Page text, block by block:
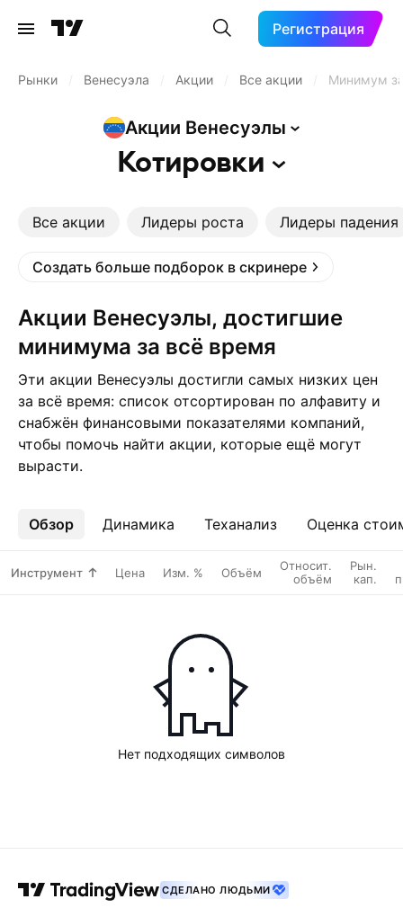
Регистрация
Рынки Венесуэла Акции Все акции Минимум
Акции Венесуэлы
Котировки
Все акции Лидеры роста Лидеры падения
Создать больше подборок в скринере
Акции Венесуэлы, достигшие
минимума за всё время
Эти акции Венесуэлы достигли самых низких цен
за всё время: список отсортирован по алфавиту и
снабжён финансовыми показателями компаний,
чтобы помочь найти акции, которые ещё могут
вырасти.
Обзор Динамика Теханализ Оценка
Ещё
Инструмент Цена Изм. % Объём
Относит.
объём
Рын.
кап.
Нет подходящих символов
СДЕЛАНО ЛЮДЬМИ